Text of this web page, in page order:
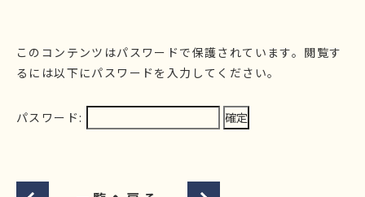
このコンテンツはパスワードで保護されています。閲覧す
るには以下にパスワードを入力してください。
パスワード: